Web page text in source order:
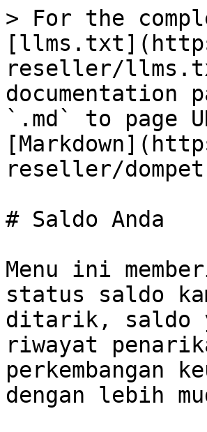
> For the
reseller/
documentation
`.md` to page
reseller/
# Saldo Anda
Menu ini
status saldo
ditarik, saldo
riwayat
perkembangan
dengan lebih